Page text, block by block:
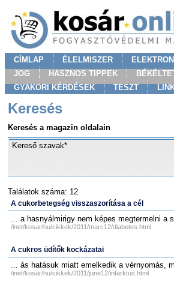
CÍMLAP ÉLELMISZER
JOG
HASZNOS TIPPEK
GYAKORI KÉRDÉSEK
TESZT
Keresés
Keresés a magazin oldalain
Kereső szavak*
Találatok száma: 12
A cukorbetegség visszaszorítása a cél
... a hasnyálmirigy nem képes megtermelni a
/inet/kosar/hu/cikkek/2011/marc12/diabetes.html
A cukros üdítők kockázatai
... ás hatásuk miatt emelkedik a vérnyomás,
/inet/kosar/hu/cikkek/2011/june12/infarktus.html